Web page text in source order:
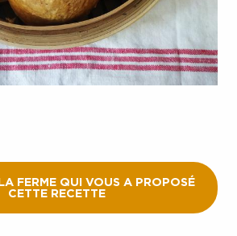
FERME QUI VOUS A PROPOSÉ
CETTE RECETTE